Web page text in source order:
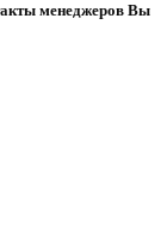
менеджеров Вы